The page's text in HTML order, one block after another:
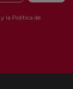
y la Política de